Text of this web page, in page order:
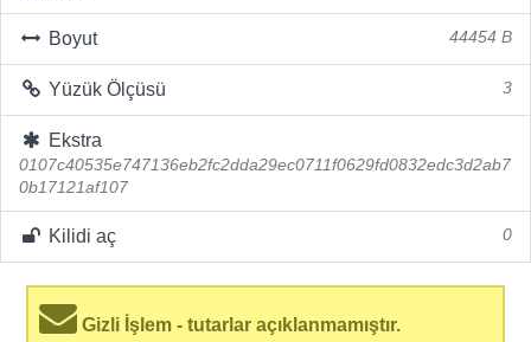
Boyut 44454 B
Yüzük Ölçüsü 3
Ekstra
0107c40535e747136eb2fc2dda29ec0711f0629fd0832edc3d2ab7
0b17121af107
Kilidi aç 0
Gizli İşlem - tutarlar açıklanmamıştır.